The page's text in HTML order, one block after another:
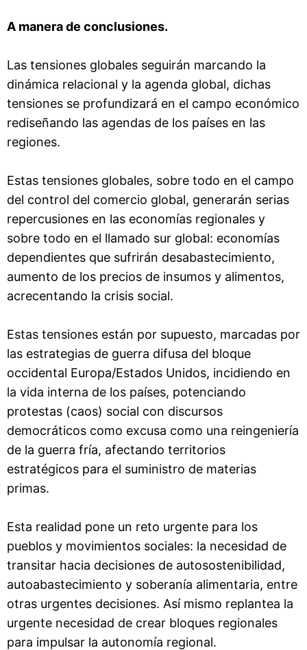
A manera de conclusiones.
Las tensiones globales seguirán marcando la
dinámica relacional y la agenda global, dichas
tensiones se profundizará en el campo económico
rediseñando las agendas de los países en las
regiones.
Estas tensiones globales, sobre todo en el campo
del control del comercio global, generarán serias
repercusiones en las economías regionales y
sobre todo en el llamado sur global: economías
dependientes que sufrirán desabastecimiento,
aumento de los precios de insumos y alimentos,
acrecentando la crisis social.
Estas tensiones están por supuesto, marcadas por
las estrategias de guerra difusa del bloque
occidental Europa/Estados Unidos, incidiendo en
la vida interna de los países, potenciando
protestas (caos) social con discursos
democráticos como excusa como una reingeniería
de la guerra fría, afectando territorios
estratégicos para el suministro de materias
primas.
Esta realidad pone un reto urgente para los
pueblos y movimientos sociales: la necesidad de
transitar hacia decisiones de autosostenibilidad,
autoabastecimiento y soberanía alimentaria, entre
otras urgentes decisiones. Así mismo replantea la
urgente necesidad de crear bloques regionales
para impulsar la autonomía regional.